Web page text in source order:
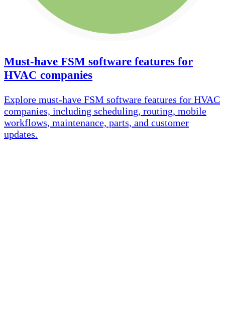
Must-have FSM software features for
HVAC companies
Explore must-have FSM software features for HVAC
companies, including scheduling, routing, mobile
workflows, maintenance, parts, and customer
updates.